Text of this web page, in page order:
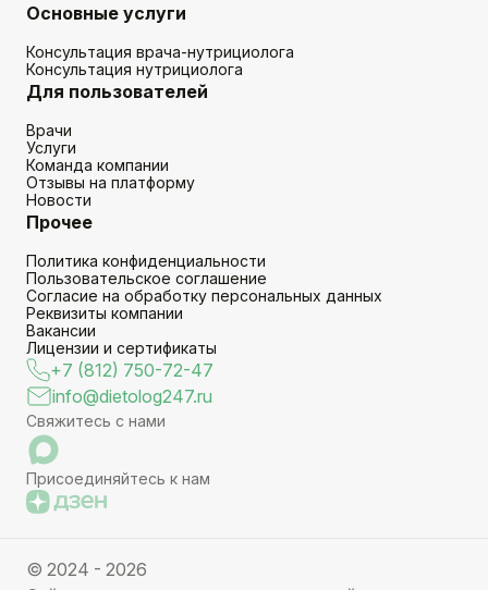
Основные услуги
Консультация врача-нутрициолога
Консультация нутрициолога
Для пользователей
Врачи
Услуги
Команда компании
Отзывы на платформу
Новости
Прочее
Политика конфиденциальности
Пользовательское соглашение
Согласие на обработку персональных данных
Реквизиты компании
Вакансии
Лицензии и сертификаты
+7 (812) 750-72-47
info@dietolog247.ru
Свяжитесь с нами
Присоединяйтесь к нам
© 2024 - 2026